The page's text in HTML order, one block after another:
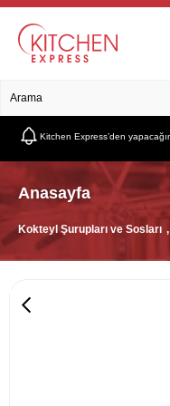
Kitchen Express’den
Anasayfa
Kokteyl Şurupları ve Sosları